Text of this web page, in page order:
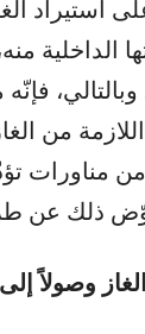
استيراد
تتجاوز
اللازمة من
مناورات
ذلك عن
وصولاً